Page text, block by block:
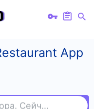
App
Найдите курс или автора. Сейчас ищут